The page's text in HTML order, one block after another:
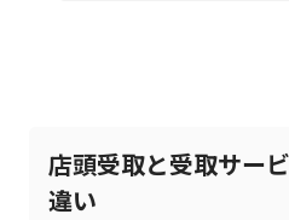
店頭受取と受取サー
違い